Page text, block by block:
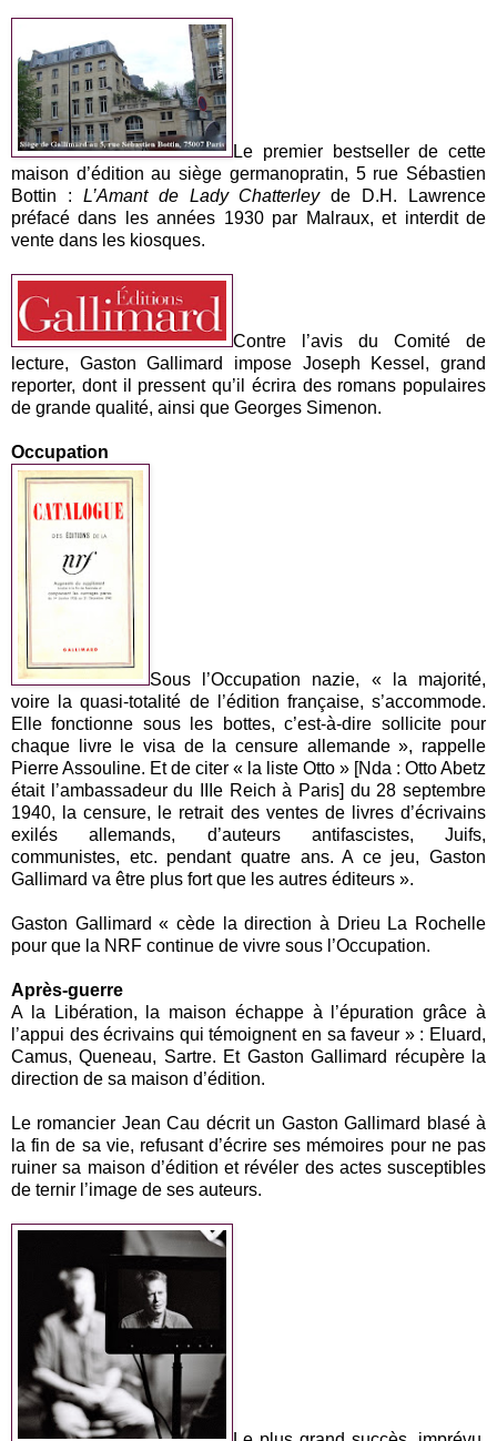
Le premier bestseller de cette
maison d’édition au siège germanopratin, 5 rue Sébastien
Bottin : L’Amant de Lady Chatterleyde D.H. Lawrence
préfacé dans les années 1930 par Malraux, et interdit de
vente dans les kiosques.
Contre l’avis du Comité de
lecture, Gaston Gallimard impose Joseph Kessel, grand
reporter, dont il pressent qu’il écrira des romans populaires
de grande qualité, ainsi que Georges Simenon.
Occupation
Sous l’Occupation nazie, « la majorité,
voire la quasi-totalité de l’édition française, s’accommode.
Elle fonctionne sous les bottes, c’est-à-dire sollicite pour
chaque livre le visa de la censure allemande », rappelle
Pierre Assouline. Et de citer « la liste Otto » [Nda : Otto Abetz
était l’ambassadeur du IIIe Reich à Paris] du 28 septembre
1940, la censure, le retrait des ventes de livres d’écrivains
exilés allemands, d’auteurs antifascistes, Juifs,
communistes, etc. pendant quatre ans. A ce jeu, Gaston
Gallimard va être plus fort que les autres éditeurs ».
Gaston Gallimard « cède la direction à Drieu La Rochelle
pour que la NRF continue de vivre sous l’Occupation.
Après-guerre
A la Libération, la maison échappe à l’épuration grâce à
l’appui des écrivains qui témoignent en sa faveur » : Eluard,
Camus, Queneau, Sartre. Et Gaston Gallimard récupère la
direction de sa maison d’édition.
Le romancier Jean Cau décrit un Gaston Gallimard blasé à
la fin de sa vie, refusant d’écrire ses mémoires pour ne pas
ruiner sa maison d’édition et révéler des actes susceptibles
de ternir l’image de ses auteurs.